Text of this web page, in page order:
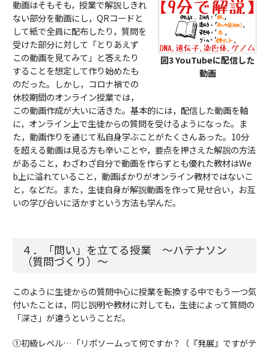
図3 YouTubeに配信した
動画
動画はそもそも，授業で解説しきれ
ない部分を動画にし，QRコードと
して紙で全員に配布したり，質問を
受けた部分に対して「とりあえず
この動画を見てみて」と答えたり
することを想定して作り始めたも
のだった。しかし，コロナ禍での
休校期間のオンライン授業では，
この動画作成が大いに活きた。基本的には，配信した動画を軸
に，オンライン上で生徒からの質問を受けるようになった。ま
た，動画作りを通じて私自身学ぶことがたくさんあった。10分
を超える動画は見る方も辛いことや，要点を押さえた解説の方法
があること，わざわざ自分で動画を作らずとも優れた教材はWe
b上に溢れていること，動画ばかりがオンライン教材ではないこ
と，などだ。また，生徒自身が解説動画を作って見せ合い，お互
いの学び合いに活かすという方法も学んだ。
４．「問い」を立てる授業 ～ハテナソン
（質問づくり）～
このように生徒からの質問中心に授業を転換する中でもう一つ気
付いたことは，同じ説明や教材に対しても，生徒によって質問の
「深さ」が違うということだ。
①初級レベル…「リボソームって何ですか？（『発展』ですがテ